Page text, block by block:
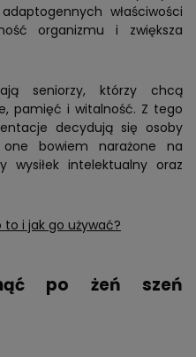
właściwości
organizmu i zwiększa
seniorzy, którzy chcą
pamięć i witalność. Z tego
decydują się osoby
bowiem narażone na
wysiłek intelektualny oraz
i jak go używać?
po żeń szeń